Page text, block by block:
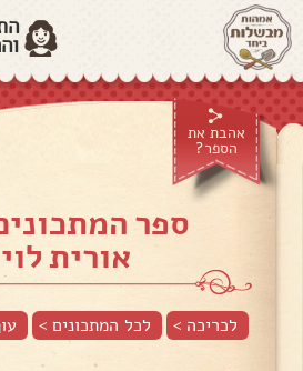
אהבת את
הספר?
ספר
אורית לוי
לכריכה > לכל המתכונים >